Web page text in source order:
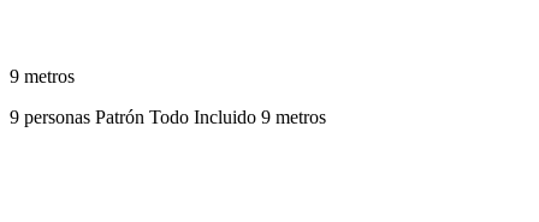
9 metros
9 personas Patrón Todo Incluido 9 metros